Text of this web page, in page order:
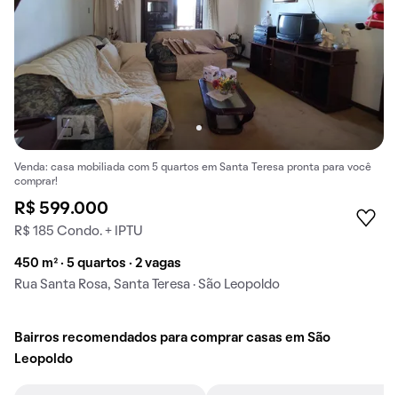
Venda: casa mobiliada com 5 quartos em Santa Teresa pronta para você
comprar!
R$ 599.000
R$ 185 Condo. + IPTU
450 m² · 5 quartos · 2 vagas
Rua Santa Rosa, Santa Teresa · São Leopoldo
Bairros recomendados para comprar casas em São
Leopoldo